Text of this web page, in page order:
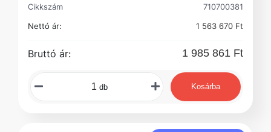
Cikkszám
710700381
Nettó ár:
1 563 670 Ft
Bruttó ár: 1 985 861 Ft
db Kosárba